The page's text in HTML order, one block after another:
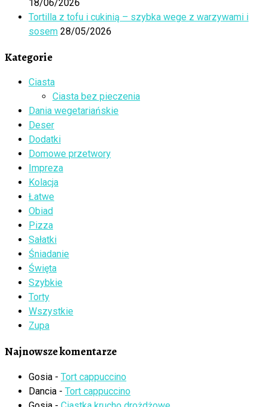
18/06/2026
Tortilla z tofu i cukinią – szybka wege z warzywami i
sosem 28/05/2026
Kategorie
Ciasta
Ciasta bez pieczenia
Dania wegetariańskie
Deser
Dodatki
Domowe przetwory
Impreza
Kolacja
Łatwe
Obiad
Pizza
Sałatki
Śniadanie
Święta
Szybkie
Torty
Wszystkie
Zupa
Najnowsze komentarze
Gosia - Tort cappuccino
Dancia - Tort cappuccino